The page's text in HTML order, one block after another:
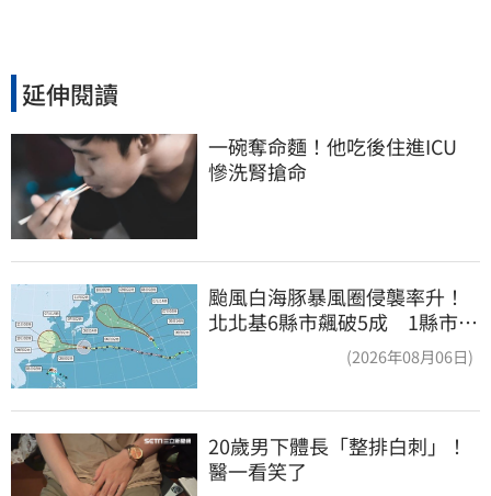
延伸閱讀
一碗奪命麵！他吃後住進ICU
慘洗腎搶命
颱風白海豚暴風圈侵襲率升！
北北基6縣市飆破5成 1縣市
(2026年08月06日)
20歲男下體長「整排白刺」！
醫一看笑了